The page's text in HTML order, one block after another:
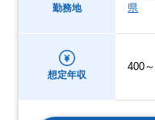
勤務地
県
想定年収
400